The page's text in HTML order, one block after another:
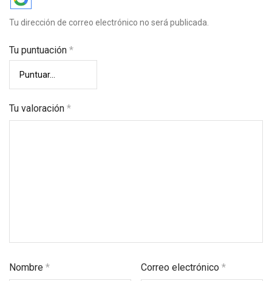
Tu dirección de correo electrónico no será publicada.
Tu puntuación *
Tu valoración *
Nombre * Correo electrónico*